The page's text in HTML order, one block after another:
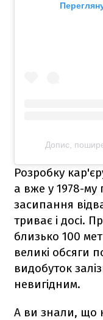
Допис,
Розробку
а вже у 1978-му
засипання
триває і досі.
близько 100
великі обсяги
видобуток
невигідним.
А ви знали, що